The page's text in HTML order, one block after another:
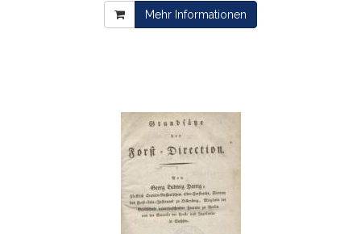
Mehr Informationen